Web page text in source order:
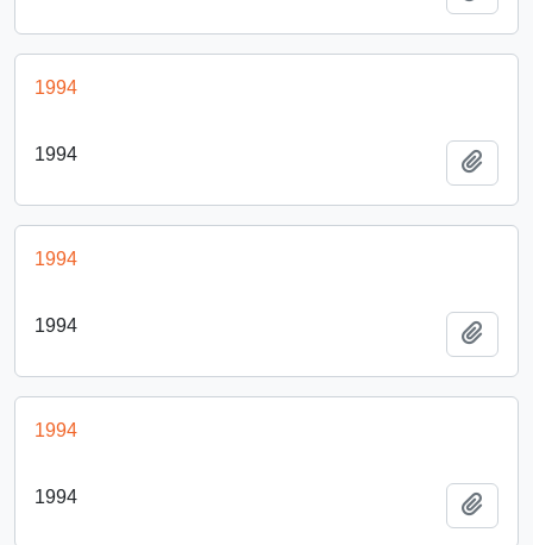
1994
1994
1994
1994
1994
1994